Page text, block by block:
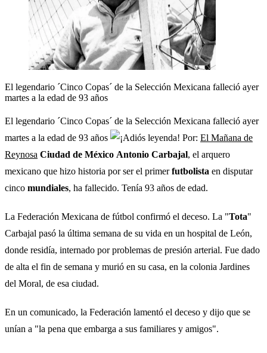
El legendario ´Cinco Copas´ de la Selección Mexicana falleció ayer
martes a la edad de 93 años
El legendario ´Cinco Copas´ de la Selección Mexicana falleció ayer
martes a la edad de 93 años
Por: El Mañana de
Reynosa Ciudad de México Antonio Carbajal, el arquero
mexicano que hizo historia por ser el primerfutbolista en disputar
cinco mundiales, ha fallecido. Tenía 93 años de edad.
La Federación Mexicana de fútbol confirmó el deceso. La "Tota"
Carbajal pasó la última semana de su vida en un hospital de León,
donde residía, internado por problemas de presión arterial. Fue dado
de alta el fin de semana y murió en su casa, en la colonia Jardines
del Moral, de esa ciudad.
En un comunicado, la Federación lamentó el deceso y dijo que se
unían a "la pena que embarga a sus familiares y amigos".